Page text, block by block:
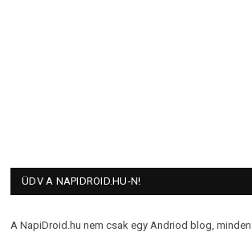
ÜDV A NAPIDROID.HU-N!
A NapiDroid.hu nem csak egy Andriod blog,